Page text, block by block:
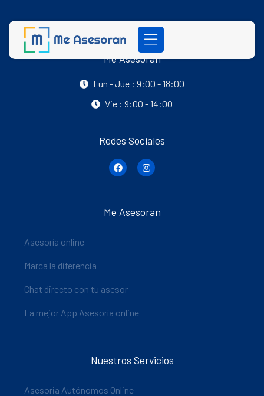
Me Asesoran
Lun - Jue : 9:00 - 18:00
Vie : 9:00 - 14:00
Redes Sociales
Me Asesoran
Asesoría online
Marca la diferencia
Chat directo con tu asesor
La mejor App Asesoría online
Nuestros Servicios
Asesoria Autónomos Online